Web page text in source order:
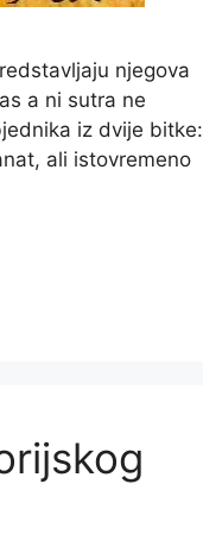
njegova
a ni sutra ne
iz dvije bitke:
ali istovremeno